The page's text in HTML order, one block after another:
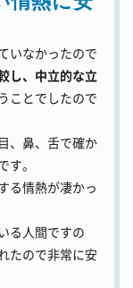
いなかったので
し、中立的な立
ことでしたので
、鼻、舌で確か
。
る情熱が凄かっ
る人間ですの
たので非常に安